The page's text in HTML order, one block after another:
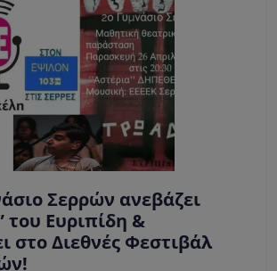
Σερρών ανεβάζει
του Ευριπίδη &
στο Διεθνές Φεστιβάλ